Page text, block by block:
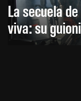
La secuela
viva: su